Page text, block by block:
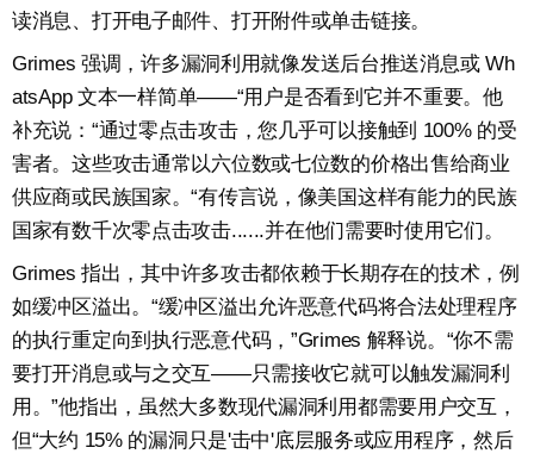
读消息、打开电子邮件、打开附件或单击链接。
Grimes 强调，许多漏洞利用就像发送后台推送消息或 Wh
atsApp 文本一样简单——“用户是否看到它并不重要。他
补充说：“通过零点击攻击，您几乎可以接触到 100% 的受
害者。这些攻击通常以六位数或七位数的价格出售给商业
供应商或民族国家。“有传言说，像美国这样有能力的民族
国家有数千次零点击攻击......并在他们需要时使用它们。
Grimes 指出，其中许多攻击都依赖于长期存在的技术，例
如缓冲区溢出。“缓冲区溢出允许恶意代码将合法处理程序
的执行重定向到执行恶意代码，”Grimes 解释说。“你不需
要打开消息或与之交互——只需接收它就可以触发漏洞利
用。”他指出，虽然大多数现代漏洞利用都需要用户交互，
但“大约 15% 的漏洞只是'击中'底层服务或应用程序，然后